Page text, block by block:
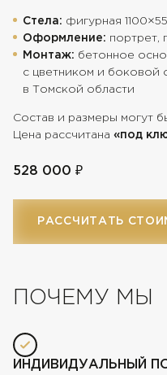
Стела: фигурная
Оформление: портрет,
Монтаж: бетонное
с цветником и боковой
в Томской области
Состав и размеры могут
Цена рассчитана «под
528 000 ₽
РАССЧИТАТЬ
ПОЧЕМУ МЫ
ИНДИВИДУАЛЬНЫЙ